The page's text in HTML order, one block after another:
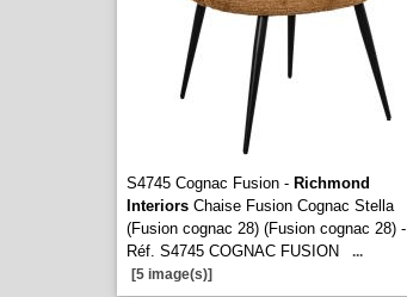
S4745 Cognac Fusion - Richmond
Interiors Chaise Fusion Cognac Stella
(Fusion cognac 28) (Fusion cognac 28) -
Réf. S4745 COGNAC FUSION
...
[5 image(s)]